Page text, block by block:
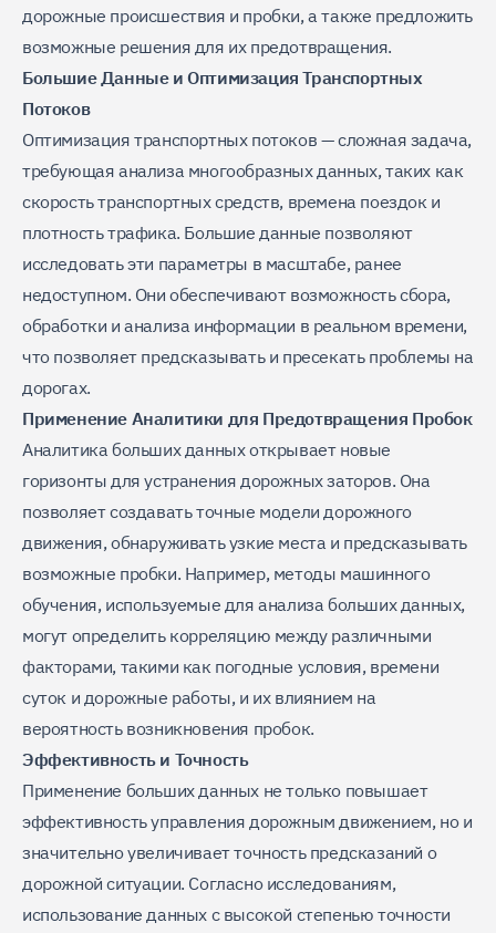
дорожные происшествия и пробки, а также предложить
возможные решения для их предотвращения.
Большие Данные и Оптимизация Транспортных
Потоков
Оптимизация транспортных потоков — сложная задача,
требующая анализа многообразных данных, таких как
скорость транспортных средств, времена поездок и
плотность трафика. Большие данные позволяют
исследовать эти параметры в масштабе, ранее
недоступном. Они обеспечивают возможность сбора,
обработки и анализа информации в реальном времени,
что позволяет предсказывать и пресекать проблемы на
дорогах.
Применение Аналитики для Предотвращения Пробок
Аналитика больших данных открывает новые
горизонты для устранения дорожных заторов. Она
позволяет создавать точные модели дорожного
движения, обнаруживать узкие места и предсказывать
возможные пробки. Например, методы машинного
обучения, используемые для анализа больших данных,
могут определить корреляцию между различными
факторами, такими как погодные условия, времени
суток и дорожные работы, и их влиянием на
вероятность возникновения пробок.
Эффективность и Точность
Применение больших данных не только повышает
эффективность управления дорожным движением, но и
значительно увеличивает точность предсказаний о
дорожной ситуации. Согласно исследованиям,
использование данных с высокой степенью точности